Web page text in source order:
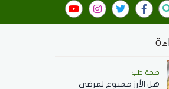
صحة طب
هل الأرز ممنوع لمرضى